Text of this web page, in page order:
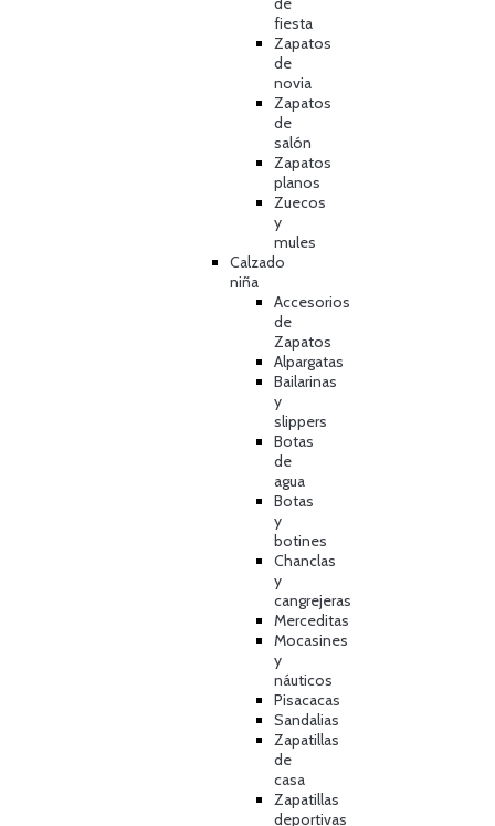
fiesta
Zapatos
de
novia
Zapatos
de
salón
Zapatos
planos
Zuecos
y
mules
Calzado
niña
Accesorios
de
Zapatos
Alpargatas
Bailarinas
y
slippers
Botas
de
agua
Botas
y
botines
Chanclas
y
cangrejeras
Merceditas
Mocasines
y
náuticos
Pisacacas
Sandalias
Zapatillas
de
casa
Zapatillas
deportivas